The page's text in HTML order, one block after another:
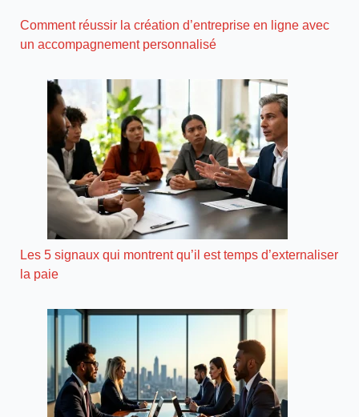
Comment réussir la création d’entreprise en ligne avec
un accompagnement personnalisé
Les 5 signaux qui montrent qu’il est temps d’externaliser
la paie